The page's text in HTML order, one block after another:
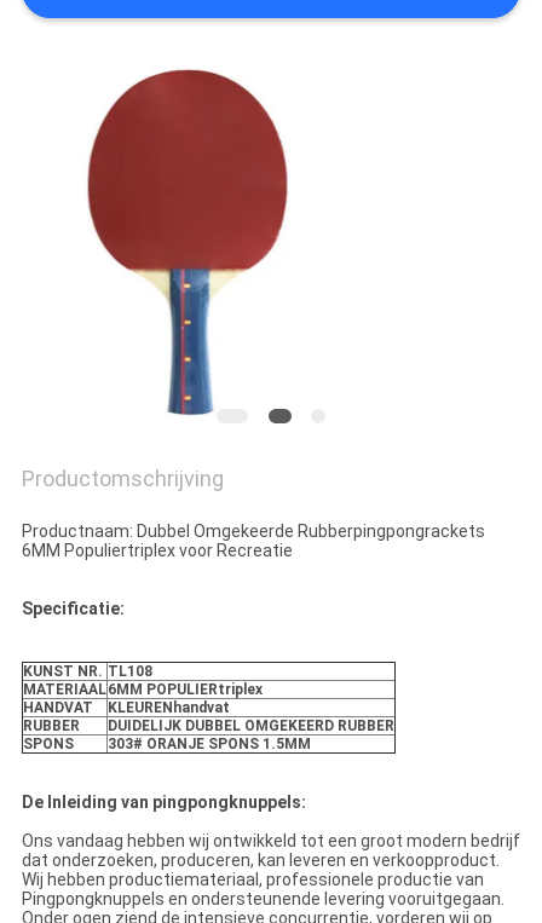
OFFERTE
SITEMAP
PRIVACY
Productomschrijving
Productnaam: Dubbel Omgekeerde Rubberpingpongrackets
6MM Populiertriplex voor Recreatie
Specificatie:
KUNST NR. TL108
MATERIAAL6MM POPULIERtriplex
HANDVAT
KLEURENhandvat
RUBBER
DUIDELIJK DUBBEL OMGEKEERD RUBBER
SPONS
303# ORANJE SPONS 1.5MM
De Inleiding van pingpongknuppels:
Ons vandaag hebben wij ontwikkeld tot een groot modern bedrijf
dat onderzoeken, produceren, kan leveren en verkoopproduct.
Wij hebben productiemateriaal, professionele productie van
Pingpongknuppels en ondersteunende levering vooruitgegaan.
Onder ogen ziend de intensieve concurrentie, vorderen wij op